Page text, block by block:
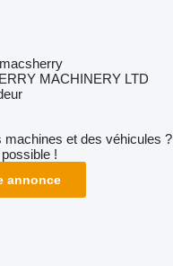
MACHINERY LTD
machines et des véhicules ?
!
annonce